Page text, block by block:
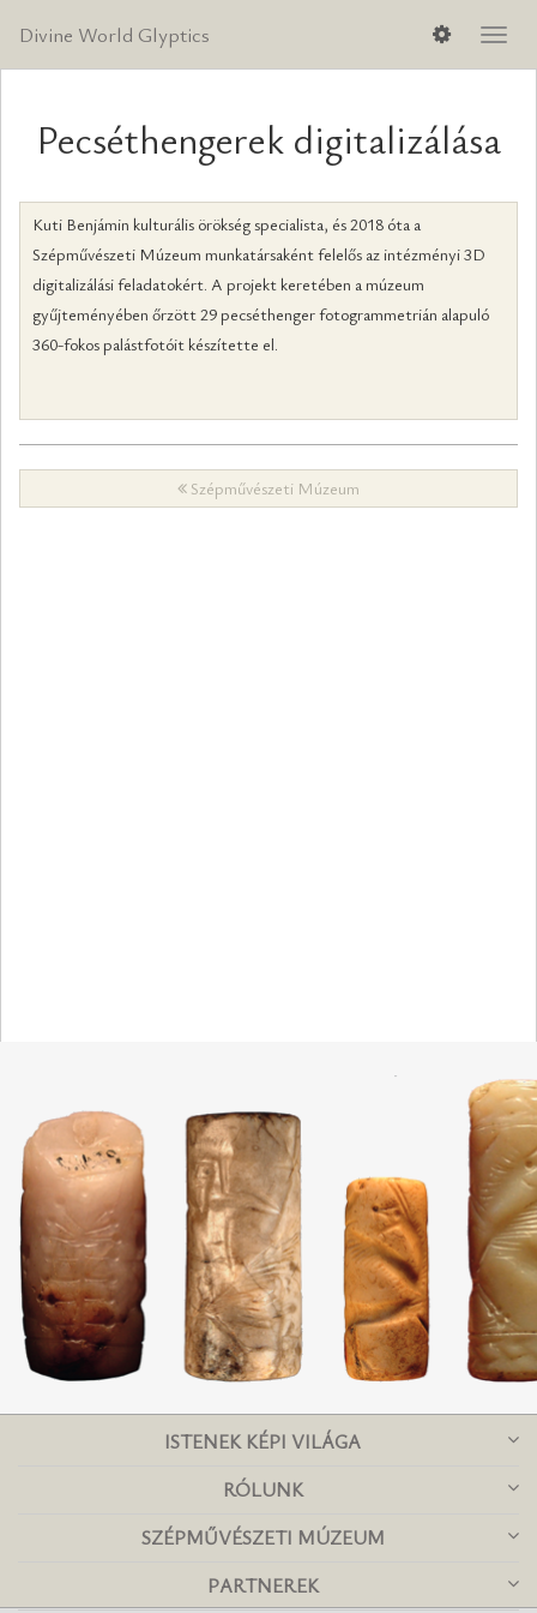
Divine World Glyptics
Pecséthengerek digitalizálása
Kuti Benjámin kulturális örökség specialista, és 2018 óta a
Szépművészeti Múzeum munkatársaként felelős az intézményi 3D
digitalizálási feladatokért. A projekt keretében a múzeum
gyűjteményében őrzött 29 pecséthenger fotogrammetrián alapuló
360-fokos palástfotóit készítette el.
Szépművészeti Múzeum
ISTENEK KÉPI VILÁGA
RÓLUNK
SZÉPMŰVÉSZETI MÚZEUM
PARTNEREK